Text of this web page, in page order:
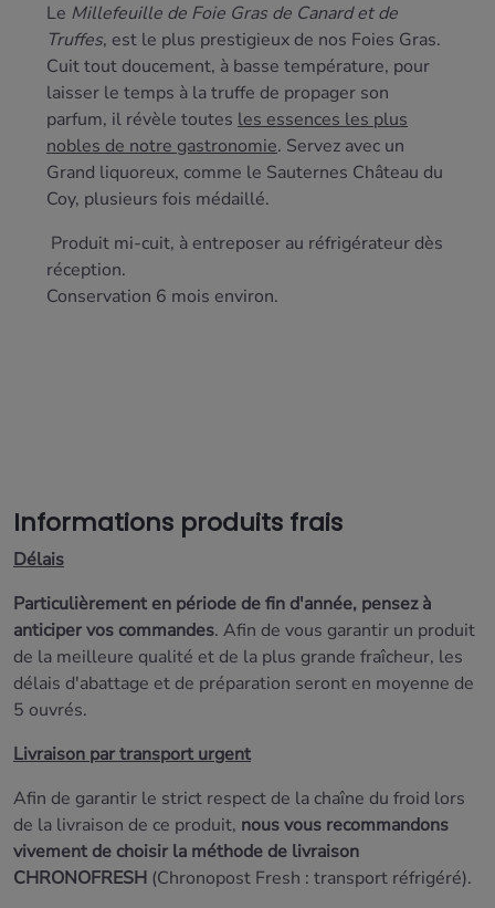
Le Millefeuille de Foie Gras de Canard et de
Truffes, est le plus prestigieux de nos Foies Gras.
Cuit tout doucement, à basse température, pour
laisser le temps à la truffe de propager son
parfum, il révèle toutes les essences les plus
nobles de notre gastronomie. Servez avec un
Grand liquoreux, comme le Sauternes Château du
Coy, plusieurs fois médaillé.
Produit mi-cuit, à entreposer au réfrigérateur dès
réception.
Conservation 6 mois environ.
Informations produits frais
Délais
Particulièrement en période de fin d'année, pensez à
anticiper vos commandes. Afin de vous garantir un produit
de la meilleure qualité et de la plus grande fraîcheur, les
délais d'abattage et de préparation seront en moyenne de
5 ouvrés.
Livraison par transport urgent
Afin de garantir le strict respect de la chaîne du froid lors
de la livraison de ce produit, nous vous recommandons
vivement de choisir la méthode de livraison
CHRONOFRESH (Chronopost Fresh : transport réfrigéré).